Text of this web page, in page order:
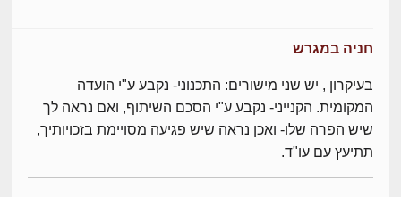
חניה במגרש
בעיקרון , יש שני מישורים: התכנוני- נקבע ע"י הועדה
המקומית. הקנייני- נקבע ע"י הסכם השיתוף, ואם נראה לך
שיש הפרה שלו- ואכן נראה שיש פגיעה מסויימת בזכויותיך,
תתיעץ עם עו"ד.